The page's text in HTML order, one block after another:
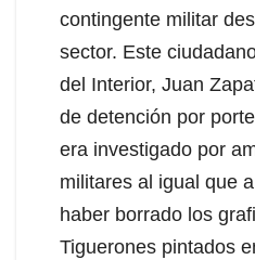
contingente militar
sector. Este
del Interior, Juan
de detención por
era investigado por
militares al igual que
haber borrado los
Tiguerones pintados